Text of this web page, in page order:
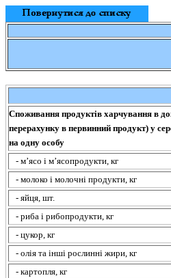
Споживання продуктів харчування в
перерахунку в первинний продукт) у
на одну особу
- м’ясо і м’ясопродукти, кг
- молоко і молочні продукти, кг
- яйця, шт.
- риба і рибопродукти, кг
- цукор, кг
- олія та інші рослинні жири, кг
- картопля, кг